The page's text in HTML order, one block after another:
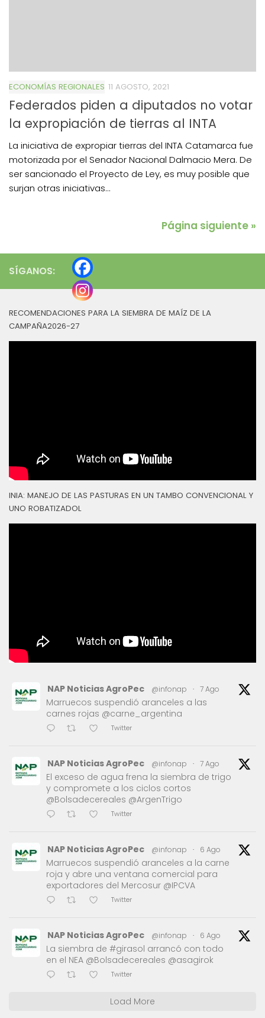
ECONOMÍAS REGIONALES 11 AGOSTO, 2021
Federados piden a diputados no votar
la expropiación de tierras al INTA
La iniciativa de expropiar tierras del INTA Catamarca fue
motorizada por el Senador Nacional Dalmacio Mera. De
ser sancionado el Proyecto de Ley, es muy posible que
surjan otras iniciativas...
Página siguiente »
SÍGANOS:
RECOMENDACIONES PARA LA SIEMBRA DE MAÍZ DE LA
CAMPAÑA2026-27
INIA: MANEJO DE LAS PASTURAS EN UN TAMBO CONVENCIONAL Y
UNO ROBATIZADOL
NAP Noticias AgroPec @infonap · 7 Ago
Marruecos suspendió aranceles a las
carnes rojas @carne_argentina
Twitter
NAP Noticias AgroPec @infonap · 7 Ago
El exceso de agua frena la siembra de trigo
y compromete a los ciclos cortos
@Bolsadecereales @ArgenTrigo
Twitter
NAP Noticias AgroPec @infonap · 6 Ago
Marruecos suspendió aranceles a la carne
roja y abre una ventana comercial para
exportadores del Mercosur @IPCVA
Twitter
NAP Noticias AgroPec @infonap · 6 Ago
La siembra de #girasol arrancó con todo
en el NEA @Bolsadecereales @asagirok
Twitter
Load More